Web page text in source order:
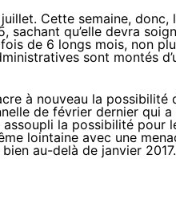
Cette semaine, donc,
sachant qu’elle devra
de 6 longs mois, non
sont montés
à nouveau la possibilité
de février dernier qui
la possibilité pour
lointaine avec une
au-delà de janvier 2017.